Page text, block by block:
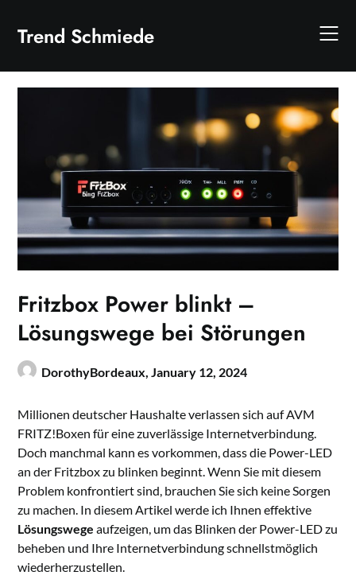
content
Trend Schmiede
Fritzbox Power blinkt –
Lösungswege bei Störungen
DorothyBordeaux,January 12, 2024
Millionen deutscher Haushalte verlassen sich auf AVM
FRITZ!Boxen für eine zuverlässige Internetverbindung.
Doch manchmal kann es vorkommen, dass die Power-LED
an der Fritzbox zu blinken beginnt. Wenn Sie mit diesem
Problem konfrontiert sind, brauchen Sie sich keine Sorgen
zu machen. In diesem Artikel werde ich Ihnen effektive
Lösungswege aufzeigen, um das Blinken der Power-LED zu
beheben und Ihre Internetverbindung schnellstmöglich
wiederherzustellen.